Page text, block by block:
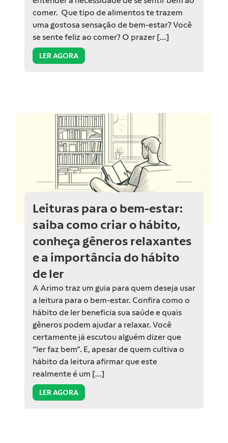
comer. Que tipo de alimentos te trazem
uma gostosa sensação de bem-estar? Você
se sente feliz ao comer? O prazer […]
LER AGORA
Leituras para o bem-estar:
saiba como criar o hábito,
conheça gêneros relaxantes
e a importância do hábito
de ler
A Arimo traz um guia para quem deseja usar
a leitura para o bem-estar. Confira como o
hábito de ler beneficia sua saúde e quais
gêneros podem ajudar a relaxar. Você
certamente já escutou alguém dizer que
“ler faz bem”. E, apesar de quem cultiva o
hábito da leitura afirmar que este
realmente é um […]
LER AGORA